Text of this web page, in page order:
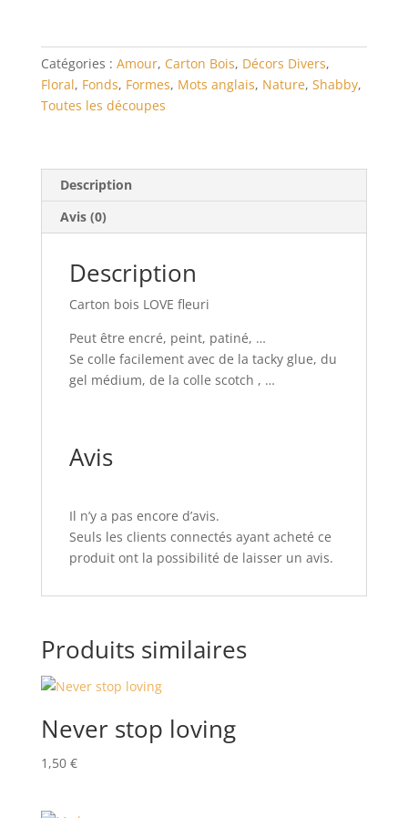
Catégories : Amour, Carton Bois, Décors Divers,
Floral, Fonds, Formes, Mots anglais, Nature, Shabby,
Toutes les découpes
Description
Avis (0)
Description
Carton bois LOVE fleuri
Peut être encré, peint, patiné, …
Se colle facilement avec de la tacky glue, du
gel médium, de la colle scotch , …
Avis
Il n’y a pas encore d’avis.
Seuls les clients connectés ayant acheté ce
produit ont la possibilité de laisser un avis.
Produits similaires
Never stop loving
1,50 €